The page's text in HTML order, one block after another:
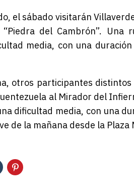
el sábado visitarán
del Cambrón”. Una
media, con una
otros participantes
al Mirador del
dificultad media, con una
de la mañana desde la Plaza